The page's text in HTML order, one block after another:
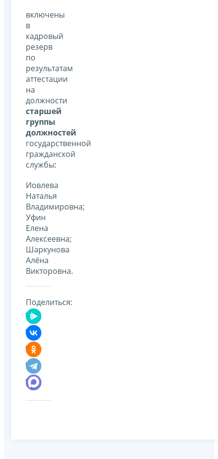
включены
в
кадровый
резерв
по
результатам
аттестации
на
должности
старшей
группы
должностей
государственной
гражданской
службы:
Иовлева
Наталья
Владимировна;
Уфин
Елена
Алексеевна;
Шаркунова
Алёна
Викторовна.
Поделиться: